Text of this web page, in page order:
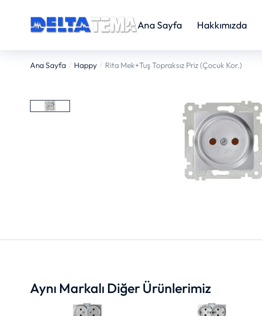
Ana Sayfa Hakkımızda
You are here:
Ana Sayfa Happy Rita Mek+Tuş Topraksız Priz (Çocuk Kor.)
Aynı Markalı Diğer Ürünlerimiz